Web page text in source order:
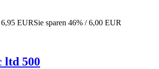
6,95 EURSie sparen 46% / 6,00 EUR
ltd 500